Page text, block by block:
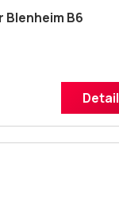
B6
Detail